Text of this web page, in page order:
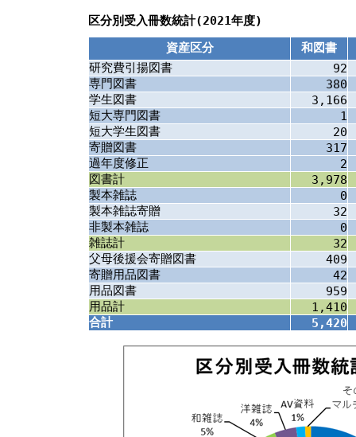
区分別受入冊数統計(2021年度)
資産区分
和図書
研究費引揚図書
92
専門図書
380
学生図書
3,166
短大専門図書
1
短大学生図書
20
寄贈図書
317
過年度修正
2
図書計
3,978
製本雑誌
0
製本雑誌寄贈
32
非製本雑誌
0
雑誌計
32
父母後援会寄贈図書
409
寄贈用品図書
42
用品図書
959
用品計
1,410
合計
5,420